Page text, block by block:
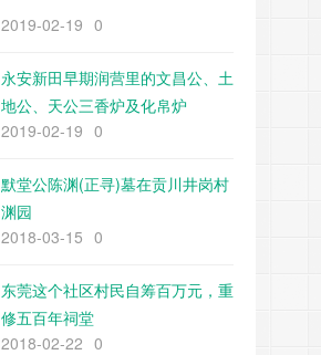
2019-02-19 0
永安新田早期润营里的文昌公、土
地公、天公三香炉及化帛炉
2019-02-19 0
默堂公陈渊(正寻)墓在贡川井岗村
渊园
2018-03-15 0
东莞这个社区村民自筹百万元，重
修五百年祠堂
2018-02-22 0